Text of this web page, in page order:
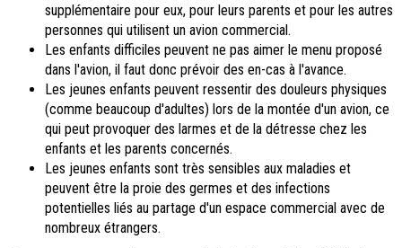
supplémentaire pour eux, pour leurs parents et pour les autres
personnes qui utilisent un avion commercial.
Les enfants difficiles peuvent ne pas aimer le menu proposé
dans l'avion, il faut donc prévoir des en-cas à l'avance.
Les jeunes enfants peuvent ressentir des douleurs physiques
(comme beaucoup d'adultes) lors de la montée d'un avion, ce
qui peut provoquer des larmes et de la détresse chez les
enfants et les parents concernés.
Les jeunes enfants sont très sensibles aux maladies et
peuvent être la proie des germes et des infections
potentielles liés au partage d'un espace commercial avec de
nombreux étrangers.